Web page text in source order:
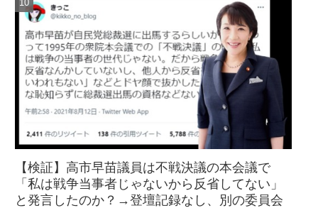
【検証】高市早苗議員は不戦決議の本会議で
「私は戦争当事者じゃないから反省してない」
と発言したのか？→登壇記録なし、別の委員会